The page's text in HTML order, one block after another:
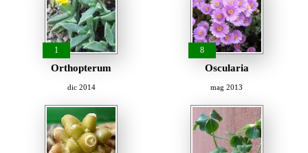
1
Orthopterum
dic 2014
8
Oscularia
mag 2013